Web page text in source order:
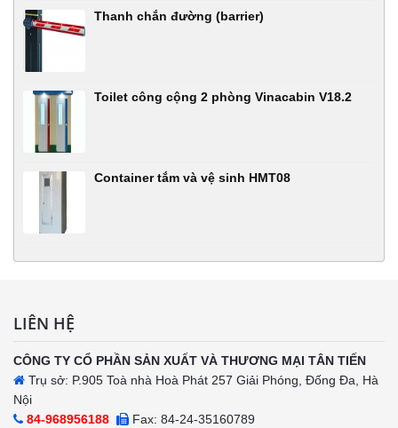
Thanh chắn đường (barrier)
Toilet công cộng 2 phòng Vinacabin V18.2
Container tắm và vệ sinh HMT08
LIÊN HỆ
CÔNG TY CỔ PHẦN SẢN XUẤT VÀ THƯƠNG MẠI TÂN TIẾN
Trụ sở: P.905 Toà nhà Hoà Phát 257 Giải Phóng, Đống Đa, Hà
Nội
84-968956188
Fax: 84-24-35160789